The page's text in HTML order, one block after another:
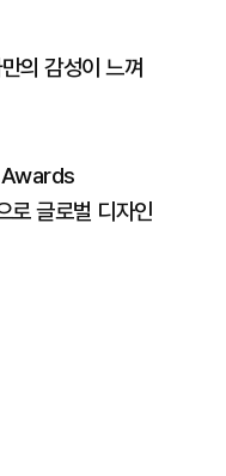
의 감성이 느껴
Awards
로 글로벌 디자인